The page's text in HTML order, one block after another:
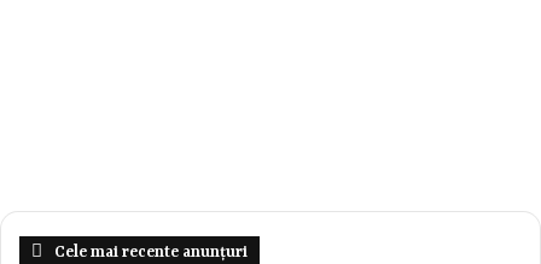
Cele mai recente anunțuri